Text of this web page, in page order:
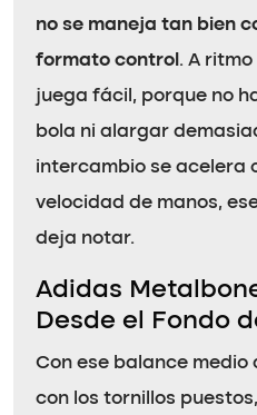
no se maneja tan bien
formato control . A
juega fácil, porque no
bola ni alargar
intercambio se acelera
velocidad de manos,
deja notar.
Adidas
Desde el Fondo
Con ese balance medio
con los tornillos